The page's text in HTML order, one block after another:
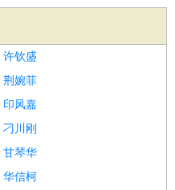
许钦盛
荆婉菲
印风嘉
刁川刚
甘琴华
华信柯